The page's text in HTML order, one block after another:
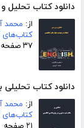
دانلود کتاب تحلیل
از: محمد
کتاب‌های
۳۷ صفحه
دانلود کتاب
از: محمد
کتاب‌های